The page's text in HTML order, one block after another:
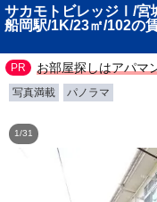
サカモトビレッジⅠ/宮
船岡駅/1K/23㎡/102の
お部屋探しはアパマ
写真満載 パノラマ
1/31